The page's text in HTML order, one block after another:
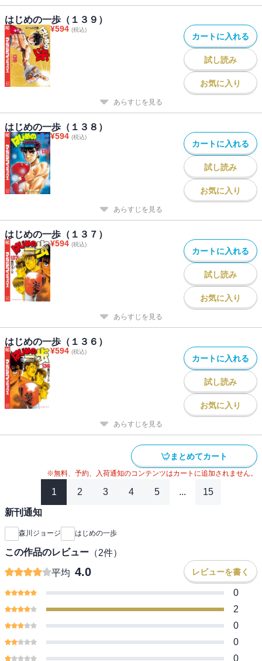
はじめの一歩（１３９）
¥594 (税込)
カートに入れる
試し読み
お気に入り
あらすじを見る
はじめの一歩（１３８）
¥594 (税込)
カートに入れる
試し読み
お気に入り
あらすじを見る
はじめの一歩（１３７）
¥594 (税込)
カートに入れる
試し読み
お気に入り
あらすじを見る
はじめの一歩（１３６）
¥594 (税込)
カートに入れる
試し読み
お気に入り
あらすじを見る
まとめてカート
※無料、予約、入荷通知のコンテンツはカートに追加されません。
1 2 3 4 5 ... 15
新刊通知
森川ジョージ はじめの一歩
この作品のレビュー （2件）
平均 4.0 レビューを書く
0
2
0
0
0